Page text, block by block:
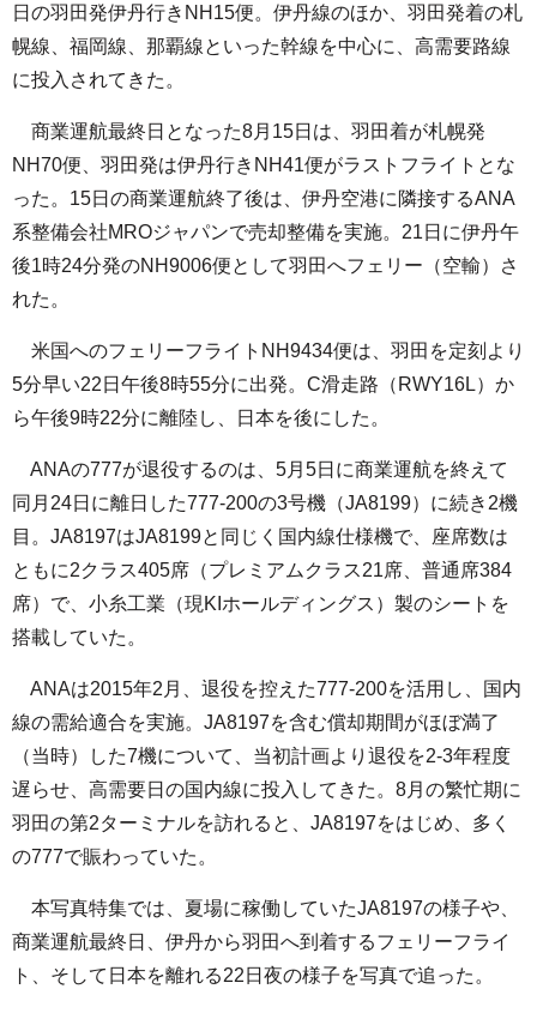
日の羽田発伊丹行きNH15便。伊丹線のほか、羽田発着の札
幌線、福岡線、那覇線といった幹線を中心に、高需要路線
に投入されてきた。
商業運航最終日となった8月15日は、羽田着が札幌発
NH70便、羽田発は伊丹行きNH41便がラストフライトとな
った。15日の商業運航終了後は、伊丹空港に隣接するANA
系整備会社MROジャパンで売却整備を実施。21日に伊丹午
後1時24分発のNH9006便として羽田へフェリー（空輸）さ
れた。
米国へのフェリーフライトNH9434便は、羽田を定刻より
5分早い22日午後8時55分に出発。C滑走路（RWY16L）か
ら午後9時22分に離陸し、日本を後にした。
ANAの777が退役するのは、5月5日に商業運航を終えて
同月24日に離日した777-200の3号機（JA8199）に続き2機
目。JA8197はJA8199と同じく国内線仕様機で、座席数は
ともに2クラス405席（プレミアムクラス21席、普通席384
席）で、小糸工業（現KIホールディングス）製のシートを
搭載していた。
ANAは2015年2月、退役を控えた777-200を活用し、国内
線の需給適合を実施。JA8197を含む償却期間がほぼ満了
（当時）した7機について、当初計画より退役を2-3年程度
遅らせ、高需要日の国内線に投入してきた。8月の繁忙期に
羽田の第2ターミナルを訪れると、JA8197をはじめ、多く
の777で賑わっていた。
本写真特集では、夏場に稼働していたJA8197の様子や、
商業運航最終日、伊丹から羽田へ到着するフェリーフライ
ト、そして日本を離れる22日夜の様子を写真で追った。